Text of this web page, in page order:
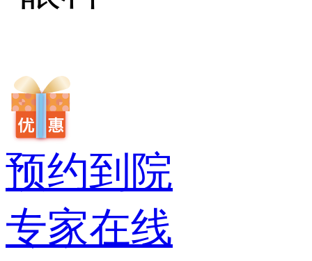
预约到院
专家在线